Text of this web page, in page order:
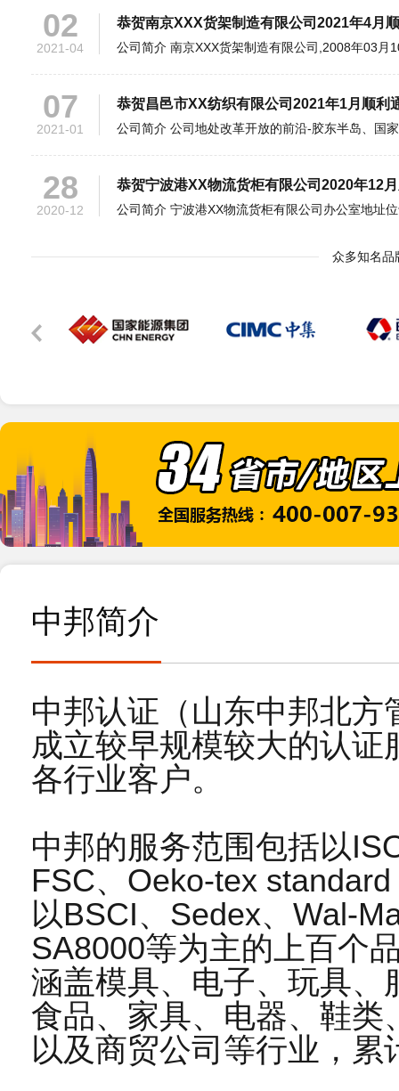
07 恭贺昌邑市XX纺织有限公司2021年1月顺利
28
21 恭贺青岛XX工艺品有限公司2020年8月顺利
2019-12
2019-07
2017-04
青岛XX国际航空代理公司2017年3月下旬通
热烈庆
19 恭贺天津XX冷链仓储有限公司2025年5月顺
19 恭贺明新XX（江苏）新材料有限公司2025
11
2024-11
恭贺江苏XX健康科技有限公司2024年11月
25 恭贺宁波XX物流货柜有限公司2023年10月
16
2022-08
恭贺宁波港XX物流货柜有限公司2022年8月
28
2021-12
恭贺如皋市XX纺织品有限公司2021年12月
27
2021-12
恭贺广州XX园艺有限公司2021年12月顺利
众多知名品
中邦简介
中邦认证（山东中邦北
成立较早规模较大的认
各行业客户。
中邦的服务范围包括以
FSC、Oeko-tex
以BSCI、Sedex、Wal-
SA8000等为主的上百个
涵盖模具、电子、玩具、
食品、家具、电器、鞋
以及商贸公司等行业，累